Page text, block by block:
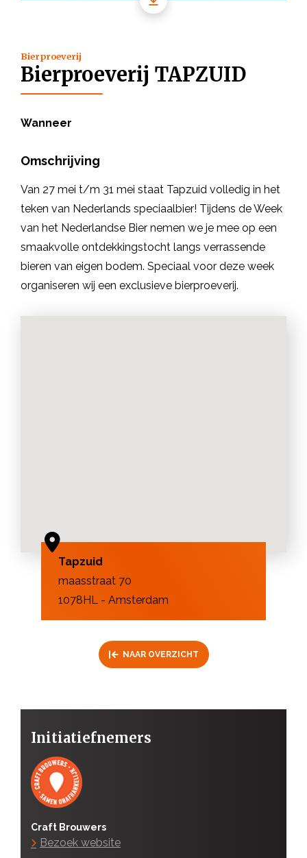
Bierproeverij
Bierproeverij TAPZUID
Wanneer
Omschrijving
Van 27 mei t/m 31 mei staat Tapzuid volledig in het
teken van Nederlands speciaalbier! Tijdens de Week
van het Nederlandse Bier nemen we je mee op een
smaakvolle ontdekkingstocht langs verrassende
bieren van eigen bodem. Speciaal voor deze week
organiseren wij een exclusieve bierproeverij.
Tapzuid
maasstraat 70
1078HL - Amsterdam
NAAR OVERZICHT
Initiatiefnemers
Craft Brouwers
Bezoek website